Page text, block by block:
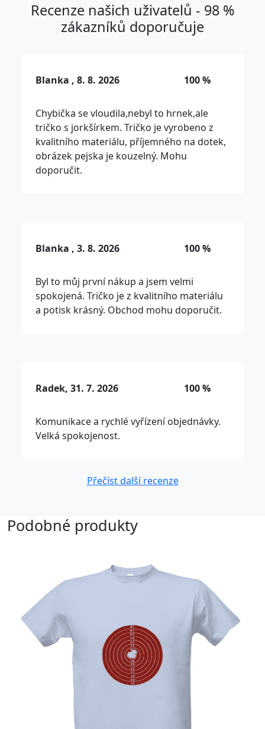
Recenze našich uživatelů - 98 %
zákazníků doporučuje
Blanka , 8. 8. 2026 100 %
Chybička se vloudila,nebyl to hrnek,ale
tričko s jorkšírkem. Tričko je vyrobeno z
kvalitního materiálu, příjemného na dotek,
obrázek pejska je kouzelný. Mohu
doporučit.
Blanka , 3. 8. 2026 100 %
Byl to můj první nákup a jsem velmi
spokojená. Tričko je z kvalitního materiálu
a potisk krásný. Obchod mohu doporučit.
Radek, 31. 7. 2026 100 %
Komunikace a rychlé vyřízení objednávky.
Velká spokojenost.
Přečíst další recenze
Podobné produkty